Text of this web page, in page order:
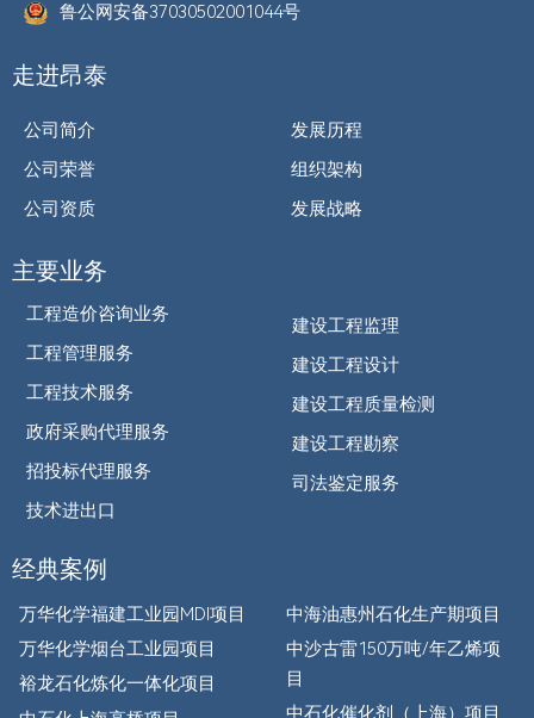
鲁公网安备37030502001044号
走进昂泰
公司简介
公司荣誉
公司资质
发展历程
组织架构
发展战略
主要业务
工程造价咨询业务
工程管理服务
工程技术服务
政府采购代理服务
招投标代理服务
技术进出口
建设工程监理
建设工程设计
建设工程质量检测
建设工程勘察
司法鉴定服务
经典案例
万华化学福建工业园MDI项目
万华化学烟台工业园项目
裕龙石化炼化一体化项目
中海油惠州石化生产期项目
中沙古雷150万吨/年乙烯项
目